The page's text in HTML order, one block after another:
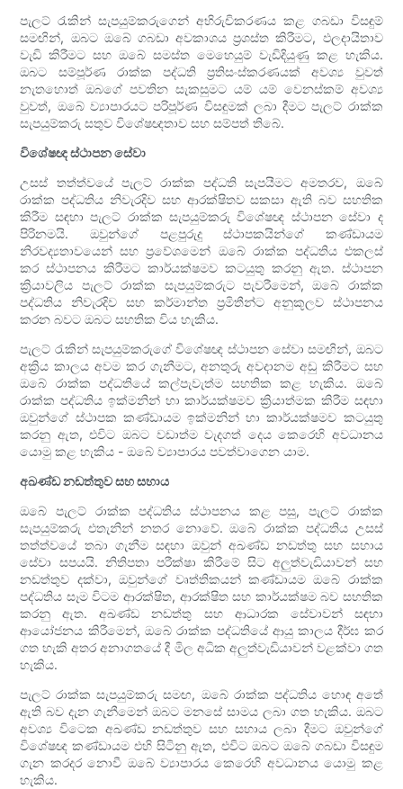
පැලට් රැකින් සැපයුම්කරුගෙන් අභිරුචිකරණය කළ ගබඩා විසඳුම්
සමඟින්, ඔබට ඔබේ ගබඩා අවකාශය ප්‍රශස්ත කිරීමට, ඵලදායිතාව
වැඩි කිරීමට සහ ඔබේ සමස්ත මෙහෙයුම් වැඩිදියුණු කළ හැකිය.
ඔබට සම්පූර්ණ රාක්ක පද්ධති ප්‍රතිසංස්කරණයක් අවශ්‍ය වුවත්
නැතහොත් ඔබගේ පවතින සැකසුමට යම් යම් වෙනස්කම් අවශ්‍ය
වුවත්, ඔබේ ව්‍යාපාරයට පරිපූර්ණ විසඳුමක් ලබා දීමට පැලට් රාක්ක
සැපයුම්කරු සතුව විශේෂඥතාව සහ සම්පත් තිබේ.
විශේෂඥ ස්ථාපන සේවා
උසස් තත්ත්වයේ පැලට් රාක්ක පද්ධති සැපයීමට අමතරව, ඔබේ
රාක්ක පද්ධතිය නිවැරදිව සහ ආරක්ෂිතව සකසා ඇති බව සහතික
කිරීම සඳහා පැලට් රාක්ක සැපයුම්කරු විශේෂඥ ස්ථාපන සේවා ද
පිරිනමයි. ඔවුන්ගේ පළපුරුදු ස්ථාපකයින්ගේ කණ්ඩායම
නිරවද්‍යතාවයෙන් සහ ප්‍රවේශමෙන් ඔබේ රාක්ක පද්ධතිය එකලස්
කර ස්ථාපනය කිරීමට කාර්යක්ෂමව කටයුතු කරනු ඇත. ස්ථාපන
ක්‍රියාවලිය පැලට් රාක්ක සැපයුම්කරුට පැවරීමෙන්, ඔබේ රාක්ක
පද්ධතිය නිවැරදිව සහ කර්මාන්ත ප්‍රමිතීන්ට අනුකූලව ස්ථාපනය
කරන බවට ඔබට සහතික විය හැකිය.
පැලට් රැකින් සැපයුම්කරුගේ විශේෂඥ ස්ථාපන සේවා සමඟින්, ඔබට
අක්‍රිය කාලය අවම කර ගැනීමට, අනතුරු අවදානම අඩු කිරීමට සහ
ඔබේ රාක්ක පද්ධතියේ කල්පැවැත්ම සහතික කළ හැකිය. ඔබේ
රාක්ක පද්ධතිය ඉක්මනින් හා කාර්යක්ෂමව ක්‍රියාත්මක කිරීම සඳහා
ඔවුන්ගේ ස්ථාපක කණ්ඩායම ඉක්මනින් හා කාර්යක්ෂමව කටයුතු
කරනු ඇත, එවිට ඔබට වඩාත්ම වැදගත් දෙය කෙරෙහි අවධානය
යොමු කළ හැකිය - ඔබේ ව්‍යාපාරය පවත්වාගෙන යාම.
අඛණ්ඩ නඩත්තුව සහ සහාය
ඔබේ පැලට් රාක්ක පද්ධතිය ස්ථාපනය කළ පසු, පැලට් රාක්ක
සැපයුම්කරු එතැනින් නතර නොවේ. ඔබේ රාක්ක පද්ධතිය උසස්
තත්ත්වයේ තබා ගැනීම සඳහා ඔවුන් අඛණ්ඩ නඩත්තු සහ සහාය
සේවා සපයයි. නිතිපතා පරීක්ෂා කිරීමේ සිට අලුත්වැඩියාවන් සහ
නඩත්තුව දක්වා, ඔවුන්ගේ වෘත්තිකයන් කණ්ඩායම ඔබේ රාක්ක
පද්ධතිය සෑම විටම ආරක්ෂිත, ආරක්ෂිත සහ කාර්යක්ෂම බව සහතික
කරනු ඇත. අඛණ්ඩ නඩත්තු සහ ආධාරක සේවාවන් සඳහා
ආයෝජනය කිරීමෙන්, ඔබේ රාක්ක පද්ධතියේ ආයු කාලය දීර්ඝ කර
ගත හැකි අතර අනාගතයේ දී මිල අධික අලුත්වැඩියාවන් වළක්වා ගත
හැකිය.
පැලට් රාක්ක සැපයුම්කරු සමඟ, ඔබේ රාක්ක පද්ධතිය හොඳ අතේ
ඇති බව දැන ගැනීමෙන් ඔබට මනසේ සාමය ලබා ගත හැකිය. ඔබට
අවශ්‍ය විටෙක අඛණ්ඩ නඩත්තුව සහ සහාය ලබා දීමට ඔවුන්ගේ
විශේෂඥ කණ්ඩායම එහි සිටිනු ඇත, එවිට ඔබට ඔබේ ගබඩා විසඳුම
ගැන කරදර නොවී ඔබේ ව්‍යාපාරය කෙරෙහි අවධානය යොමු කළ
හැකිය.